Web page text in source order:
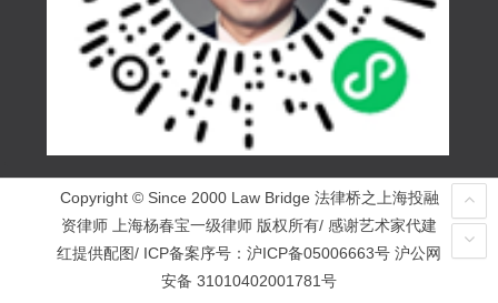
Copyright © Since 2000 Law Bridge 法律桥之上海投融
资律师 上海杨春宝一级律师 版权所有/ 感谢艺术家代建
红提供配图/ ICP备案序号： 沪ICP备05006663号 沪公网
安备 31010402001781号